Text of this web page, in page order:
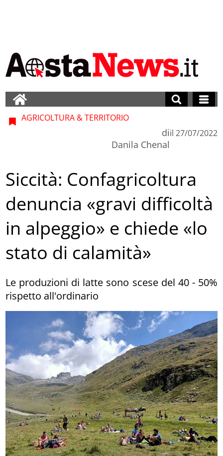
AGRICOLTURA & TERRITORIO
di
Danila Chenal
il 27/07/2022
Siccità: Confagricoltura
denuncia «gravi difficoltà
in alpeggio» e chiede «lo
stato di calamità»
Le produzioni di latte sono scese del 40 - 50%
rispetto all'ordinario